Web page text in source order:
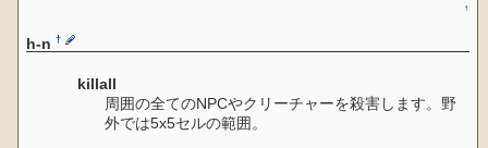
↑
h-n†
killall
周囲の全てのNPCやクリーチャーを殺害します。野
外では5x5セルの範囲。